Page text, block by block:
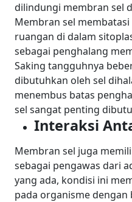
dilindungi membran sel
Membran sel
ruangan di dalam
sebagai penghalang
Saking tangguhnya
dibutuhkan oleh sel
menembus batas
sel sangat penting
Interaksi
Membran sel juga
sebagai pengawas dari
yang ada, kondisi ini
pada organisme dengan